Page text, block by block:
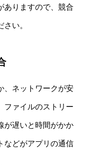
ありますので、競合
い。
、ネットワークが安
ファイルのストリー
が遅いと時間がかか
などがアプリの通信